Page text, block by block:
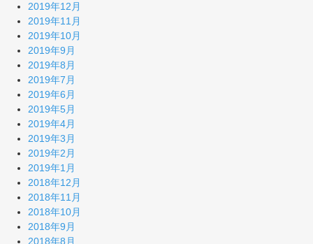
2019年12月
2019年11月
2019年10月
2019年9月
2019年8月
2019年7月
2019年6月
2019年5月
2019年4月
2019年3月
2019年2月
2019年1月
2018年12月
2018年11月
2018年10月
2018年9月
2018年8月